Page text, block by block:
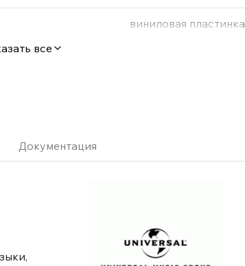
виниловая пластинка
все
Документация